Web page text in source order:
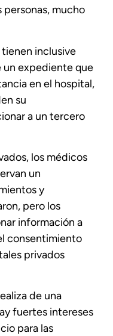
mucho
inclusive
un expediente que
en el hospital,
su
a un tercero
los médicos
un
y
pero los
información a
consentimiento
privados
de una
fuertes intereses
para las